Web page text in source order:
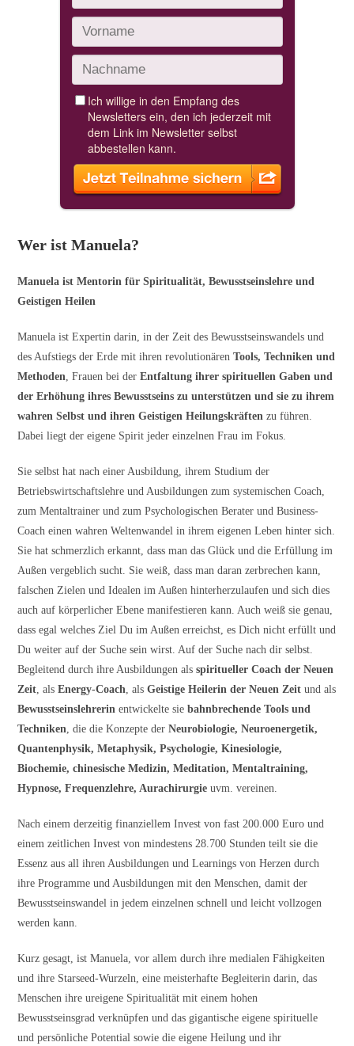
Wer ist Manuela?
Manuela ist Mentorin für Spiritualität, Bewusstseinslehre und
Geistigen Heilen
Manuela ist Expertin darin, in der Zeit des Bewusstseinswandels und
des Aufstiegs der Erde mit ihren revolutionärenTools, Techniken und
Methoden, Frauen bei derEntfaltung ihrer spirituellen Gaben und
der Erhöhung ihres Bewusstseins zu unterstützen und sie zu ihrem
wahren Selbst und ihren Geistigen Heilungskräften zu führen.
Dabei liegt der eigene Spirit jeder einzelnen Frau im Fokus.
Sie selbst hat nach einer Ausbildung, ihrem Studium der
Betriebswirtschaftslehre und Ausbildungen zum systemischen Coach,
zum Mentaltrainer und zum Psychologischen Berater und Business-
Coach einen wahren Weltenwandel in ihrem eigenen Leben hinter sich.
Sie hat schmerzlich erkannt, dass man das Glück und die Erfüllung im
Außen vergeblich sucht. Sie weiß, dass man daran zerbrechen kann,
falschen Zielen und Idealen im Außen hinterherzulaufen und sich dies
auch auf körperlicher Ebene manifestieren kann. Auch weiß sie genau,
dass egal welches Ziel Du im Außen erreichst, es Dich nicht erfüllt und
Du weiter auf der Suche sein wirst. Auf der Suche nach dir selbst.
Begleitend durch ihre Ausbildungen alsspiritueller Coach der Neuen
Zeit, alsEnergy-Coach, alsGeistige Heilerin der Neuen Zeitund als
Bewusstseinslehrerin entwickelte siebahnbrechende Tools und
Techniken, die die Konzepte derNeurobiologie, Neuroenergetik,
Quantenphysik, Metaphysik, Psychologie, Kinesiologie,
Biochemie, chinesische Medizin, Meditation, Mentaltraining,
Hypnose, Frequenzlehre, Aurachirurgie uvm. vereinen.
Nach einem derzeitig finanziellem Invest von fast 200.000 Euro und
einem zeitlichen Invest von mindestens 28.700 Stunden teilt sie die
Essenz aus all ihren Ausbildungen und Learnings von Herzen durch
ihre Programme und Ausbildungen mit den Menschen, damit der
Bewusstseinswandel in jedem einzelnen schnell und leicht vollzogen
werden kann.
Kurz gesagt, ist Manuela, vor allem durch ihre medialen Fähigkeiten
und ihre Starseed-Wurzeln, eine meisterhafte Begleiterin darin, das
Menschen ihre ureigene Spiritualität mit einem hohen
Bewusstseinsgrad verknüpfen und das gigantische eigene spirituelle
und persönliche Potential sowie die eigene Heilung und ihr